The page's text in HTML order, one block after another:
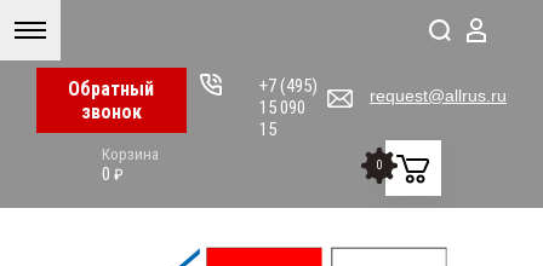
request@allrus.ru
+7 (495)
15 090
15
Обратный
звонок
0
Корзина
0 ₽